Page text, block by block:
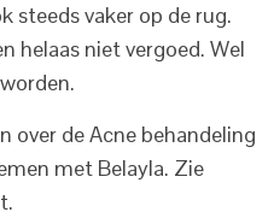
steeds vaker op de rug.
helaas niet vergoed. Wel
over de Acne behandeling
met Belayla. Zie